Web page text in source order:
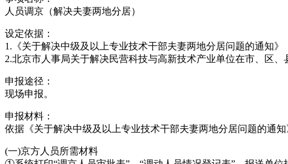
人员调京（解决夫妻两地分居）
设定依据：
1.《关于解决中级及以上专业技术干部夫妻两地分居问题的通知》
2.北京市人事局关于解决民营科技与高新技术产业单位在市、区
申报途径：
现场申报。
申报材料：
依据《关于解决中级及以上专业技术干部夫妻两地分居问题的通
(一)京方人员所需材料